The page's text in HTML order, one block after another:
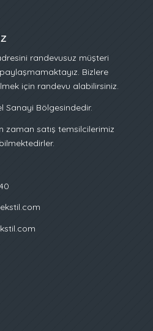
randevusuz müşteri
Bizlere
için randevu alabilirsiniz.
Sanayi Bölgesindedir.
zaman satış temsilcilerimiz